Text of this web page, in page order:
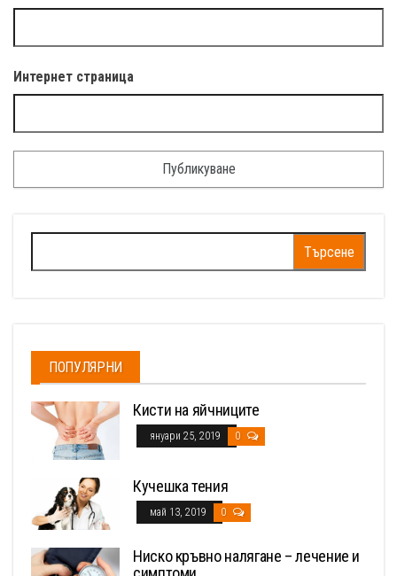
Интернет страница
за:
ПОПУЛЯРНИ
Кисти на яйчниците
януари 25, 2019 0
Кучешка тения
май 13, 2019 0
Ниско кръвно налягане – лечение и